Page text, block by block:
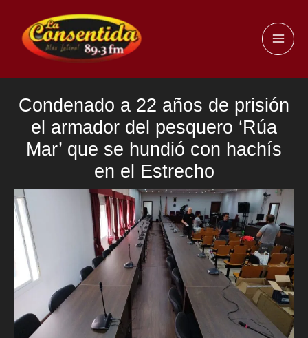
contenido
Condenado a 22 años de prisión
el armador del pesquero ‘Rúa
Mar’ que se hundió con hachís
en el Estrecho